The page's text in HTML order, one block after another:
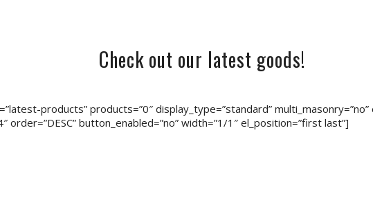
Check out our latest goods!
products” products=”0″ display_type=”standard” multi_masonry=”no”
order=”DESC” button_enabled=”no” width=”1/1″ el_position=”first last”]